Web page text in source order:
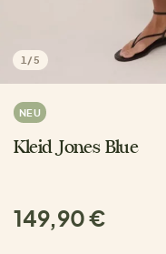
1 /5
NEU
Kleid Jones Blue
149,90 €